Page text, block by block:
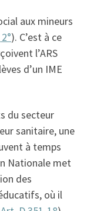
aux mineurs
). C’est à ce
l’ARS
d’un IME
du secteur
sanitaire, une
à temps
Nationale met
des
où il